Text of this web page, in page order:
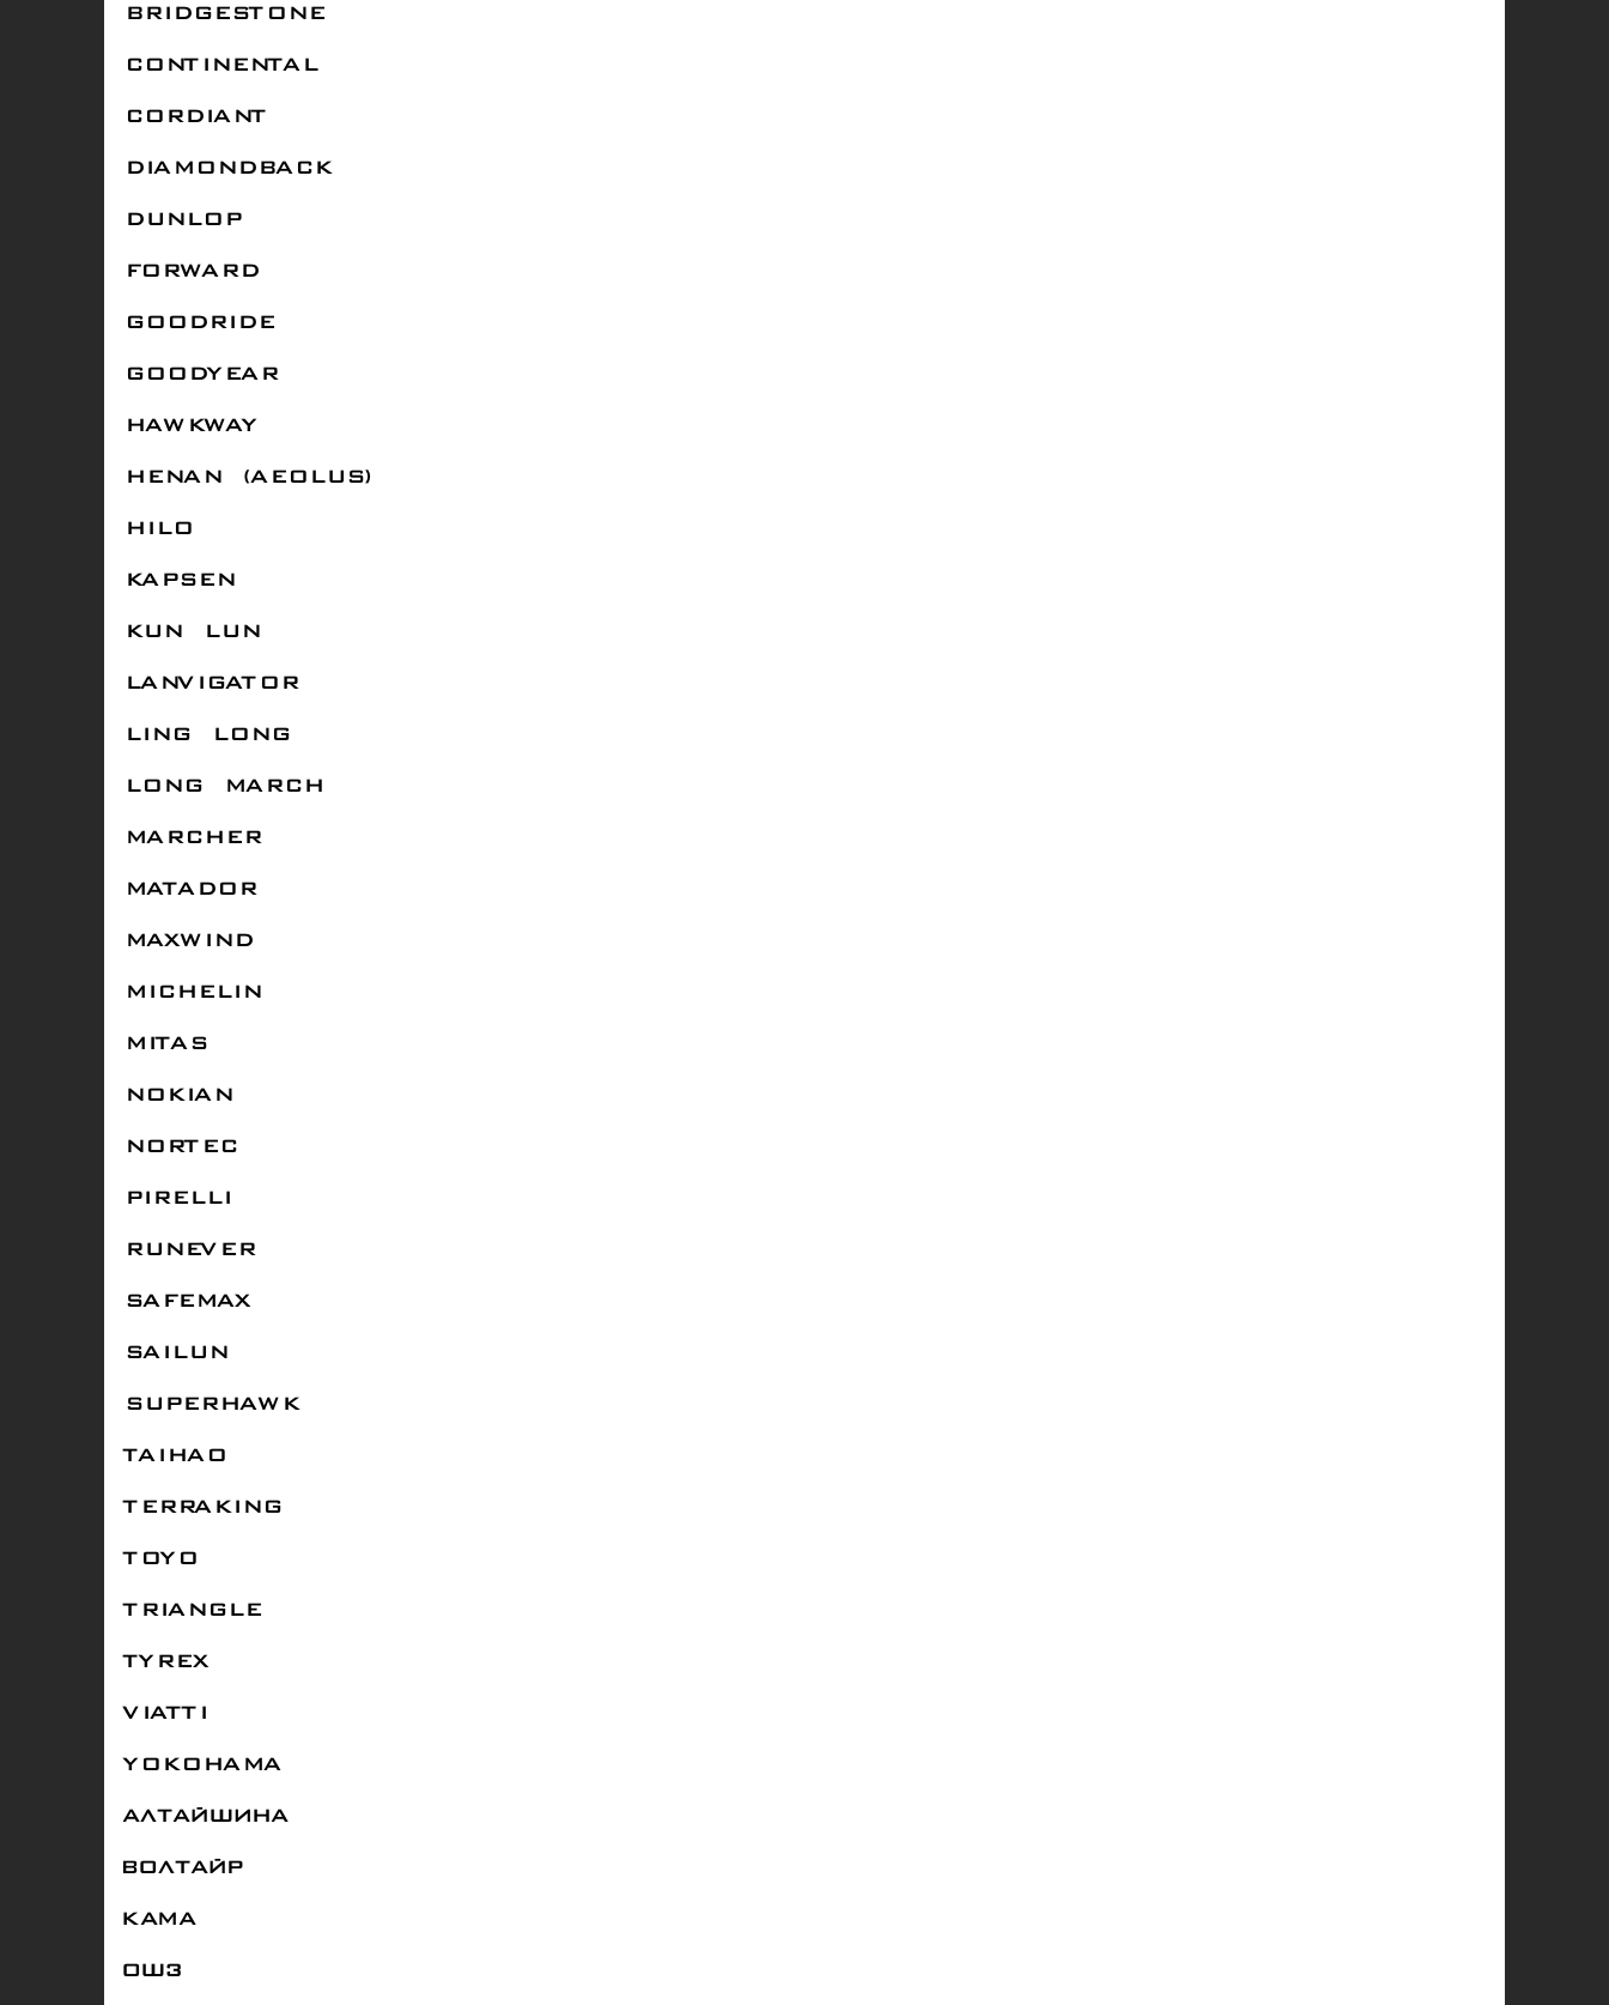
BRIDGESTONE
CONTINENTAL
CORDIANT
DIAMONDBACK
DUNLOP
FORWARD
GOODRIDE
GOODYEAR
HAWKWAY
HENAN (AEOLUS)
HILO
KAPSEN
KUN LUN
LANVIGATOR
LING LONG
LONG MARCH
MARCHER
MATADOR
MAXWIND
MICHELIN
MITAS
NOKIAN
NORTEC
PIRELLI
RUNEVER
SAFEMAX
SAILUN
SUPERHAWK
TAIHAO
TERRAKING
TOYO
TRIANGLE
TYREX
VIATTI
YOKOHAMA
АЛТАЙШИНА
ВОЛТАЙР
КАМА
ОШЗ